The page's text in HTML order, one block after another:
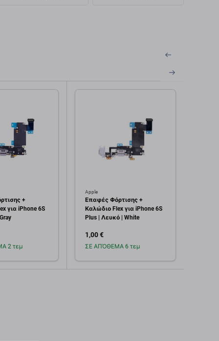
+
για iPhone 6S
2 τεμ
Apple
Επαφές Φόρτισης +
Καλώδιο Flex για iPhone 6S
Plus | Λευκό | White
1,00 €
ΣΕ ΑΠΌΘΕΜΑ 6 τεμ